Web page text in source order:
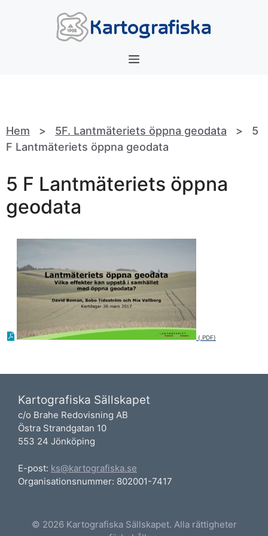
Meny
Hem > 5F. Lantmäteriets öppna geodata > 5
F Lantmäteriets öppna geodata
5 F Lantmäteriets öppna
geodata
Kartografiska Sällskapet
c/o Brahe Redovisning AB
Östra Strandgatan 10
553 24 Jönköping
E-post: ks@kartografiska.se
Organisationsnummer: 802001-7417
© 2026 Kartografiska Sällskapet. Alla rättigheter